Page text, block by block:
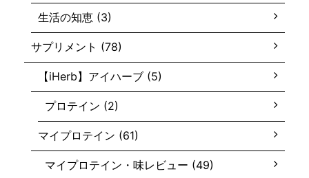
生活の知恵 (3)
サプリメント (78)
【iHerb】アイハーブ (5)
プロテイン (2)
マイプロテイン (61)
マイプロテイン・味レビュー (49)